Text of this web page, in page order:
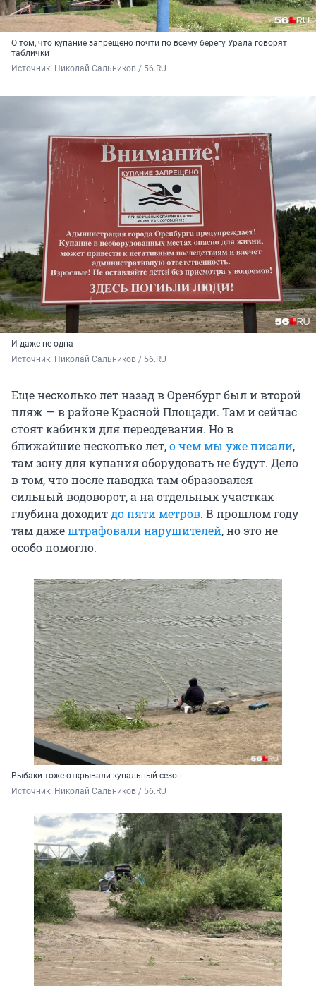
О том, что купание запрещено почти по всему берегу Урала говорят
таблички
Источник: Николай Сальников / 56.RU
И даже не одна
Источник: Николай Сальников / 56.RU
Еще несколько лет назад в Оренбург был и второй
пляж — в районе Красной Площади. Там и сейчас
стоят кабинки для переодевания. Но в
ближайшие несколько лет,о чем мы уже писали,
там зону для купания оборудовать не будут. Дело
в том, что после паводка там образовался
сильный водоворот, а на отдельных участках
глубина доходитдо пяти метров. В прошлом году
там дажештрафовали нарушителей, но это не
особо помогло.
Рыбаки тоже открывали купальный сезон
Источник: Николай Сальников / 56.RU